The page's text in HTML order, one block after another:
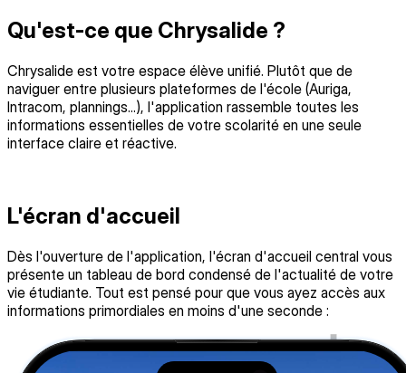
Qu'est-ce que Chrysalide ?
Chrysalide est votre espace élève unifié. Plutôt que de
naviguer entre plusieurs plateformes de l'école (Auriga,
Intracom, plannings...), l'application rassemble toutes les
informations essentielles de votre scolarité en une seule
interface claire et réactive.
L'écran d'accueil
Dès l'ouverture de l'application, l'écran d'accueil central vous
présente un tableau de bord condensé de l'actualité de votre
vie étudiante. Tout est pensé pour que vous ayez accès aux
informations primordiales en moins d'une seconde :